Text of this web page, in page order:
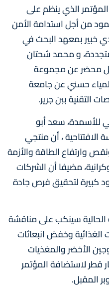
الذي ينظم على
من أجل استدامة الأمن
خبير بمعهد البحث في
و محمد شحتان
محضر عن مجموعة
حسني عن جامعة
ببن جرير.
للأسمدة، سعد أبو
، أن منتجي
وارتفاع الطاقة والأزمة
مضيفا أن الشركات
كبيرة لتحقيق فرص جادة
الحالية سينكب على مناقشة
وخفض انبعاثات
الأخضر والمغذيات
قطر لاستضافة المؤتمر
المقبل.